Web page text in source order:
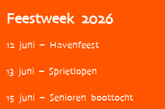
Feestweek 2026
12 juni – Havenfeest
13 juni – Sprietlopen
15 juni – Senioren boottocht